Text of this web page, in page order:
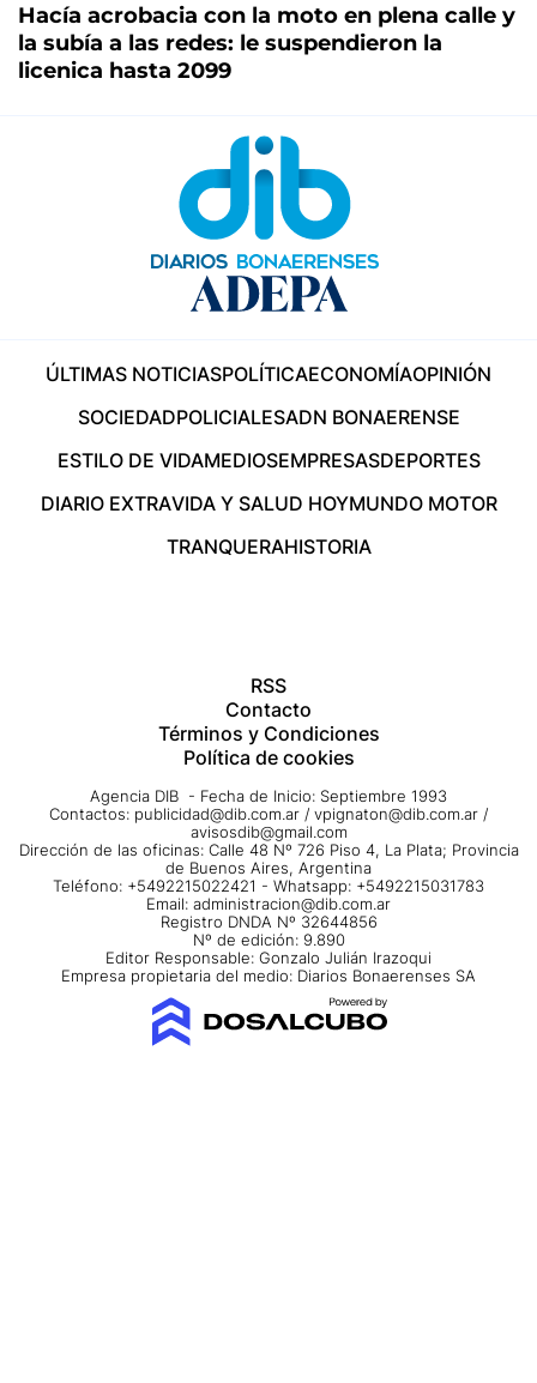
Hacía acrobacia con la moto en plena calle y
la subía a las redes: le suspendieron la
licenica hasta 2099
ÚLTIMAS NOTICIASPOLÍTICAECONOMÍAOPINIÓN
SOCIEDADPOLICIALESADN BONAERENSE
ESTILO DE VIDAMEDIOSEMPRESASDEPORTES
DIARIO EXTRAVIDA Y SALUD HOYMUNDO MOTOR
TRANQUERAHISTORIA
RSS
Contacto
Términos y Condiciones
Política de cookies
Agencia DIB - Fecha de Inicio: Septiembre 1993
Contactos: publicidad@dib.com.ar / vpignaton@dib.com.ar /
avisosdib@gmail.com
Dirección de las oficinas: Calle 48 Nº 726 Piso 4, La Plata; Provincia
de Buenos Aires, Argentina
Teléfono: +5492215022421 - Whatsapp: +5492215031783
Email: administracion@dib.com.ar
Registro DNDA Nº 32644856
Nº de edición: 9.890
Editor Responsable: Gonzalo Julián Irazoqui
Empresa propietaria del medio: Diarios Bonaerenses SA